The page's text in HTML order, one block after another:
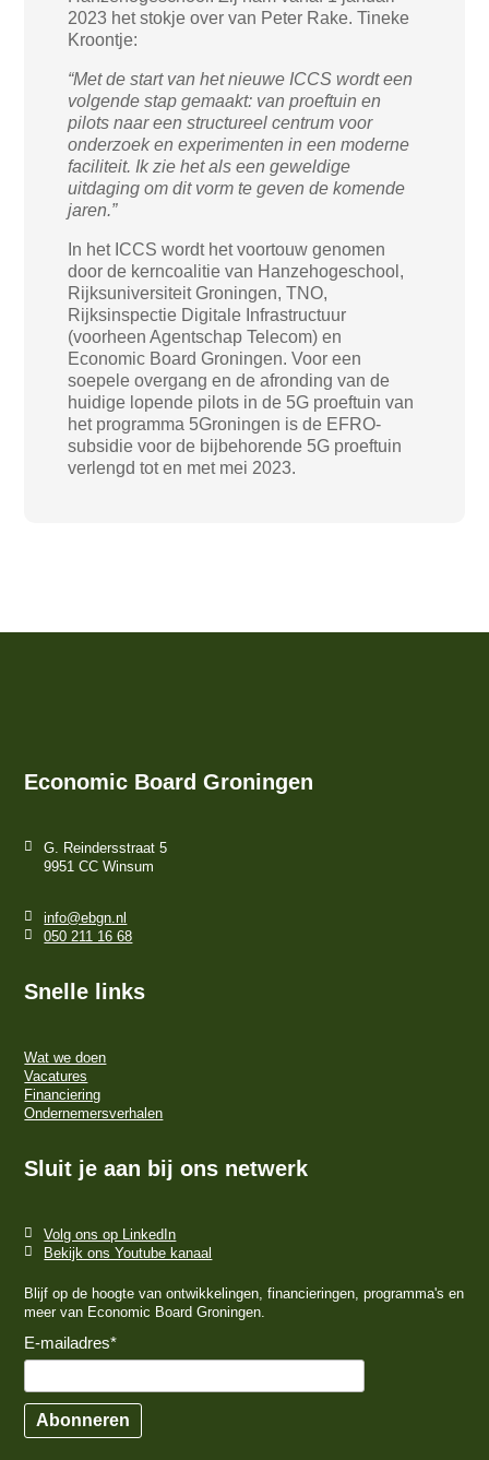
2023 het stokje over van Peter Rake. Tineke
Kroontje:
“Met de start van het nieuwe ICCS wordt een
volgende stap gemaakt: van proeftuin en
pilots naar een structureel centrum voor
onderzoek en experimenten in een moderne
faciliteit. Ik zie het als een geweldige
uitdaging om dit vorm te geven de komende
jaren.”
In het ICCS wordt het voortouw genomen
door de kerncoalitie van Hanzehogeschool,
Rijksuniversiteit Groningen, TNO,
Rijksinspectie Digitale Infrastructuur
(voorheen Agentschap Telecom) en
Economic Board Groningen. Voor een
soepele overgang en de afronding van de
huidige lopende pilots in de 5G proeftuin van
het programma 5Groningen is de EFRO-
subsidie voor de bijbehorende 5G proeftuin
verlengd tot en met mei 2023.
Economic Board Groningen
G. Reindersstraat 5
9951 CC Winsum
info@ebgn.nl
050 211 16 68
Snelle links
Wat we doen
Vacatures
Financiering
Ondernemersverhalen
Sluit je aan bij ons netwerk
Volg ons op LinkedIn
Bekijk ons Youtube kanaal
Blijf op de hoogte van ontwikkelingen, financieringen, programma's en
meer van Economic Board Groningen.
E-mailadres*
Abonneren